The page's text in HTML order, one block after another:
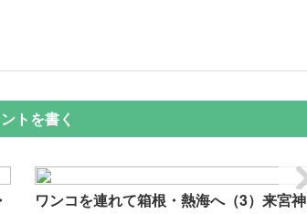
トを書く
ワンコを連れて箱根・熱海へ（3）来宮神